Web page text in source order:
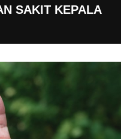
SAKIT KEPALA